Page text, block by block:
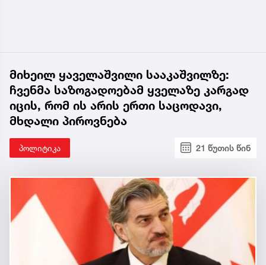
მიხეილ ყაველაშვილი სააკაშვილზე:
ჩვენმა საზოგადოებამ ყველაზე კარგად
იცის, რომ ის არის ერთი საცოდავი,
მხდალი პიროვნება
პოლიტიკა 21 წუთის წინ